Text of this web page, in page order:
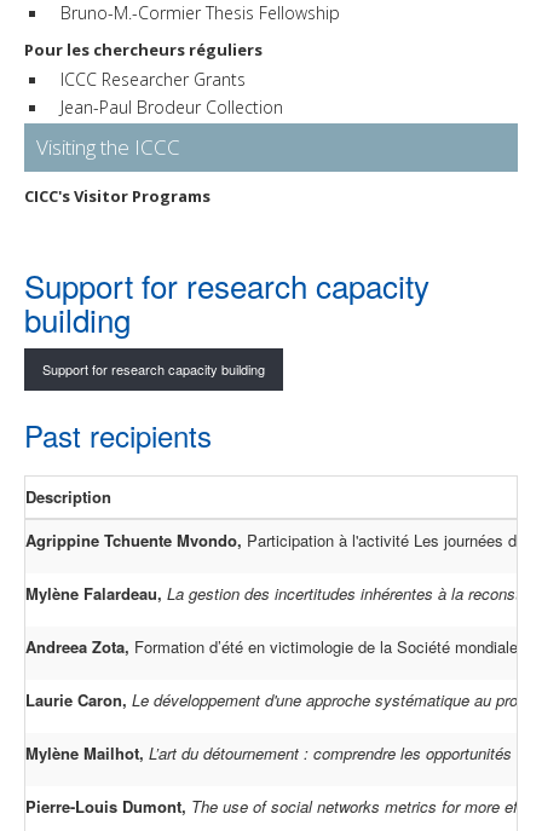
Bruno-M.-Cormier Thesis Fellowship
Pour les chercheurs réguliers
ICCC Researcher Grants
Jean-Paul Brodeur Collection
Visiting the ICCC
CICC's Visitor Programs
Support for research capacity
building
Support for research capacity building
Past recipients
Description
Agrippine Tchuente Mvondo, Participation à l'activité Les journées de
Mylène Falardeau, La gestion des incertitudes inhérentes à la
Andreea Zota, Formation d’été en victimologie de la Société mondiale
Laurie Caron, Le développement d'une approche systématique au
Mylène Mailhot, L’art du détournement : comprendre les opportunités
Pierre-Louis Dumont, The use of social networks metrics for more